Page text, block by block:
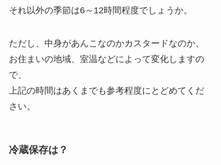
それ以外の季節は6～12時間程度でしょうか。
ただし、中身があんこなのかカスタードなのか、
お住まいの地域、室温などによって変化しますの
で、
上記の時間はあくまでも参考程度にとどめてくだ
さい。
冷蔵保存は？